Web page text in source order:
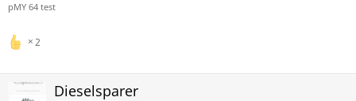
pMY 64 test
2
Dieselsparer